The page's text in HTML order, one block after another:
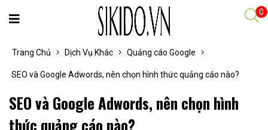
0
Trang Chủ Dịch Vụ Khác Quảng cáo Google
SEO và Google Adwords, nên chọn hình thức quảng cáo nào?
SEO và Google Adwords, nên chọn hình
thức quảng cáo nào?